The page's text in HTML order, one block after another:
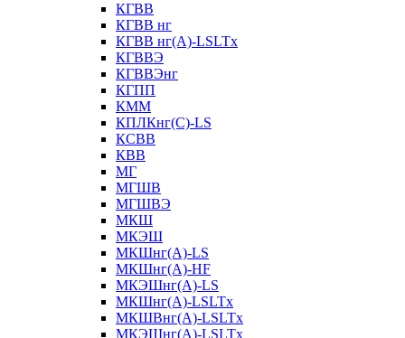
КГВВ
КГВВ нг
КГВВ нг(А)-LSLTx
КГВВЭ
КГВВЭнг
КГПП
КММ
КПЛКнг(C)-LS
КСВВ
КВВ
МГ
МГШВ
МГШВЭ
МКШ
МКЭШ
МКШнг(А)-LS
МКШнг(А)-HF
МКЭШнг(А)-LS
МКШнг(А)-LSLTx
МКШВнг(A)-LSLTx
МКЭШнг(А)-LSLTx